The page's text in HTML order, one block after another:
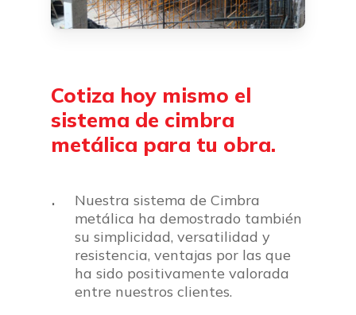
Cotiza hoy mismo el
sistema de cimbra
metálica para tu obra.
Nuestra sistema de Cimbra
metálica ha demostrado también
su simplicidad, versatilidad y
resistencia, ventajas por las que
ha sido positivamente valorada
entre nuestros clientes.